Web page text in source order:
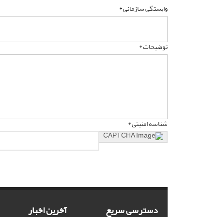
وابستگی سازمانی *
توضیحات *
شناسه امنیتی *
دسترسی سریع آخرین اخبار